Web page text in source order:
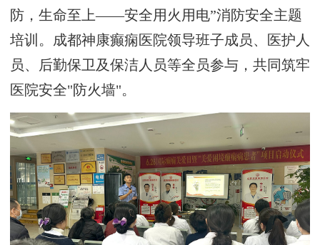
防，生命至上——安全用火用电”消防安全主题
培训。 成都神康癫痫医院领导班子成员、医护人
员、后勤保卫及保洁人员等全员参与，共同筑牢
医院安全"防火墙"。